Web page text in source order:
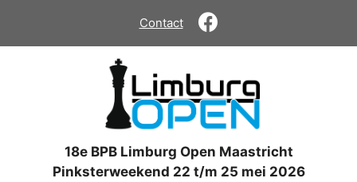
de
Contact
18e BPB Limburg Open Maastricht
Pinksterweekend 22 t/m 25 mei 2026